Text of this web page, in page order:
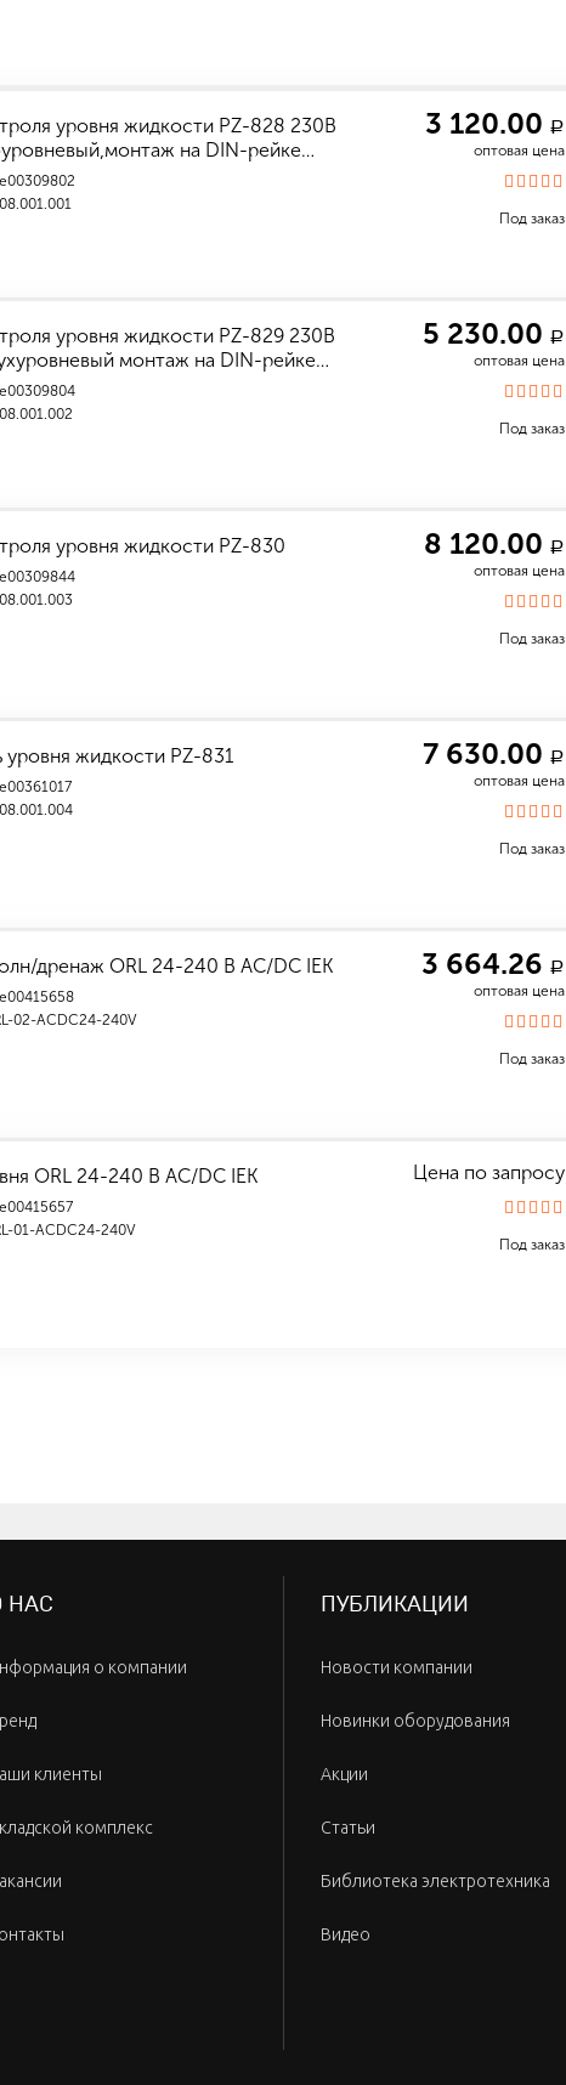
уровня жидкости PZ-828 230В
на DIN-рейке…
3 120.00 a
оптовая цена
Под заказ
уровня жидкости PZ-829 230В
монтаж на DIN-рейке…
5 230.00 a
оптовая цена
Под заказ
уровня жидкости PZ-830 8 120.00 a
оптовая цена
Под заказ
уровня жидкости PZ-831 7 630.00 a
оптовая цена
Под заказ
дренаж ORL 24-240 В AC/DC IEK
02-ACDC24-240V
3 664.26 a
оптовая цена
Под заказ
ORL 24-240 В AC/DC IEK
01-ACDC24-240V
Цена по запросу
Под заказ
НАС
о компании
клиенты
комплекс
ПУБЛИКАЦИИ
Новости компании
Новинки оборудования
Акции
Статьи
Библиотека электротехника
Видео